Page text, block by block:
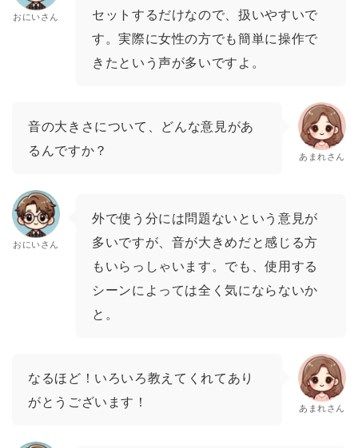
おにいさん
セットするだけなので、扱いやすいで
す。実際に女性の方でも簡単に操作で
きたという声が多いですよ。
音の大きさについて、どんな意見があ
るんですか？
あまれさん
おにいさん
外で使う分には問題ないという意見が
多いですが、音が大きめだと感じる方
もいらっしゃいます。でも、使用する
シーンによっては全く気にならないか
と。
なるほど！いろいろ教えてくれてあり
がとうございます！
あまれさん